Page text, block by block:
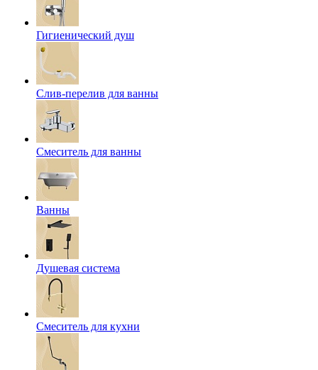
Гигиенический душ
Слив-перелив для ванны
Смеситель для ванны
Ванны
Душевая система
Смеситель для кухни